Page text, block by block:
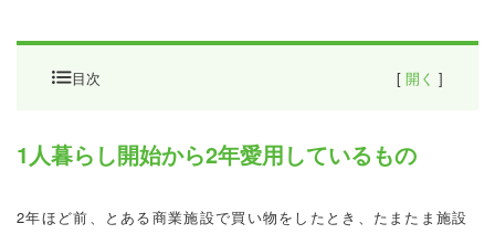
目次 [ 開く ]
1人暮らし開始から2年愛用しているもの
2年ほど前、とある商業施設で買い物をしたとき、たまたま施設